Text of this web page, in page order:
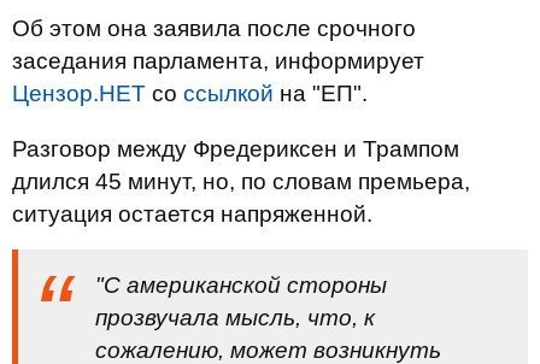
Об этом она заявила после срочного
заседания парламента, информирует
Цензор.НЕТ со ссылкой на "ЕП".
Разговор между Фредериксен и Трампом
длился 45 минут, но, по словам премьера,
ситуация остается напряженной.
"С американской стороны
прозвучала мысль, что, к
сожалению, может возникнуть